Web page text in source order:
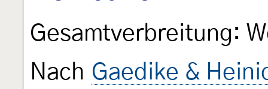
Gesamtverbreitung:
Nach Gaedike &